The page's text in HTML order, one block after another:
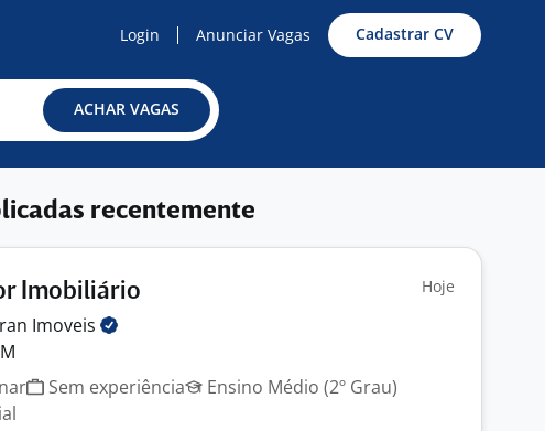
Login Anunciar Vagas Cadastrar CV
ACHAR VAGAS
recentemente
Imobiliário Hoje
Imoveis
Sem experiência
Ensino Médio (2º Grau)